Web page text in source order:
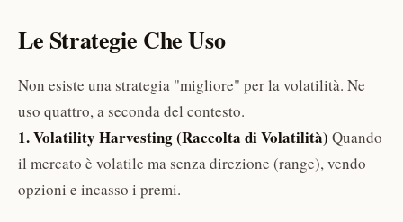
Le Strategie Che Uso
Non esiste una strategia "migliore" per la volatilità. Ne
uso quattro, a seconda del contesto.
1. Volatility Harvesting (Raccolta di Volatilità) Quando
il mercato è volatile ma senza direzione (range), vendo
opzioni e incasso i premi.